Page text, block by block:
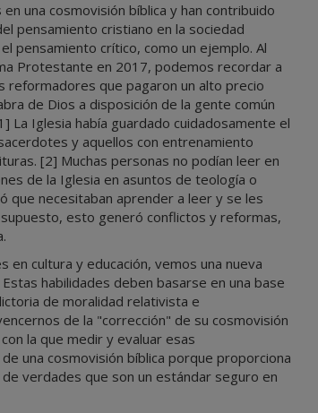
una cosmovisión bíblica y han contribuido
pensamiento cristiano en la sociedad
pensamiento crítico, como un ejemplo. Al
Protestante en 2017, podemos recordar a
reformadores que pagaron un alto precio
de Dios a disposición de la gente común
La Iglesia había guardado cuidadosamente el
y aquellos con entrenamiento
[2] Muchas personas no podían leer en
de la Iglesia en asuntos de teología o
que necesitaban aprender a leer y se les
esto generó conflictos y reformas,
en cultura y educación, vemos una nueva
habilidades deben basarse en una base
de moralidad relativista e
de la "corrección" de su cosmovisión
la que medir y evaluar esas
una cosmovisión bíblica porque proporciona
verdades que son un estándar seguro en